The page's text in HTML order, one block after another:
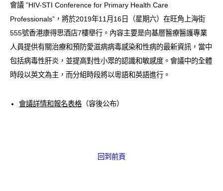
愛滋病病毒感染與醫護人員專家組
愛滋病呈報表格
會議 ”HIV-STI Conference for Primary Health Care
Professionals”，將於2019年11月16日（星期六）在旺角上海街
555號香港康得思酒店7樓舉行。內容主要是向基層醫療醫護專業
人員提供有關治療和預防愛滋病病毒感染和性病的最新資訊，當中
包括病毒性肝炎，並提高對性小眾的認識和敏感度。會議中的全體
時段以英文為主，而分組時段將以粵語和英語進行。
會議詳情和報名表格 （容後公布）
回到前頁